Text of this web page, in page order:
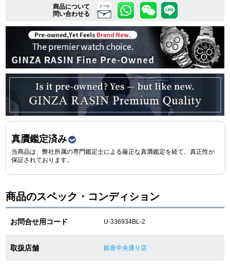
ご利用ガイド
GINZA RASINのプレミアムクオリティについて
送料・お支払方法
ショッピングローンの流れ
よくある質問
お問い合わせ
保証・アフターサービス
腕時計サイズ調整サービス
商品について
問い合わせる
メール
真贋鑑定済み
当商品は、弊社所属の専門鑑定士による厳正な真贋鑑定を経て、真正性が
保証されております。
商品のスペック・コンディション
お問合せ用コード U-336934BL-2
取扱店舗 銀座中央通り店